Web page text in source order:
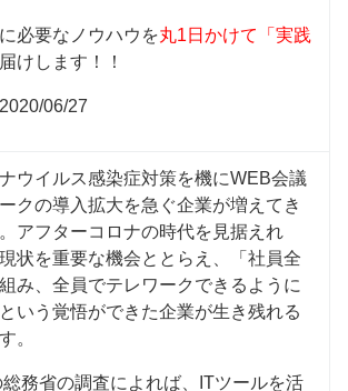
必要なノウハウを丸1日かけて「実践
けします！！
06/27
ウイルス感染症対策を機にWEB会議
クの導入拡大を急ぐ企業が増えてき
アフターコロナの時代を見据えれ
状を重要な機会ととらえ、「社員全
み、全員でテレワークできるように
いう覚悟ができた企業が生き残れる
。
務省の調査によれば、ITツールを活